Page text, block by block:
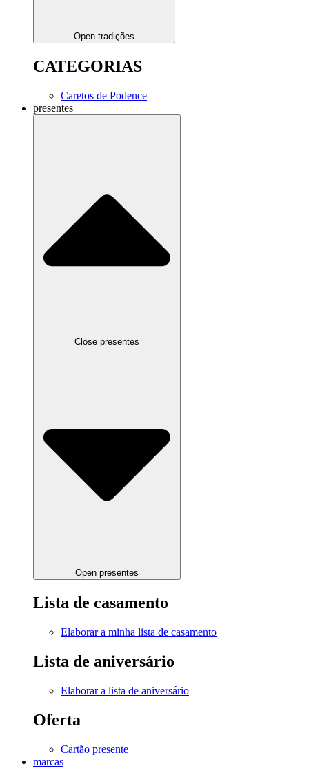
Open tradições
CATEGORIAS
Caretos de Podence
presentes
Close presentes
Open presentes
Lista de casamento
Elaborar a minha lista de casamento
Lista de aniversário
Elaborar a lista de aniversário
Oferta
Cartão presente
marcas